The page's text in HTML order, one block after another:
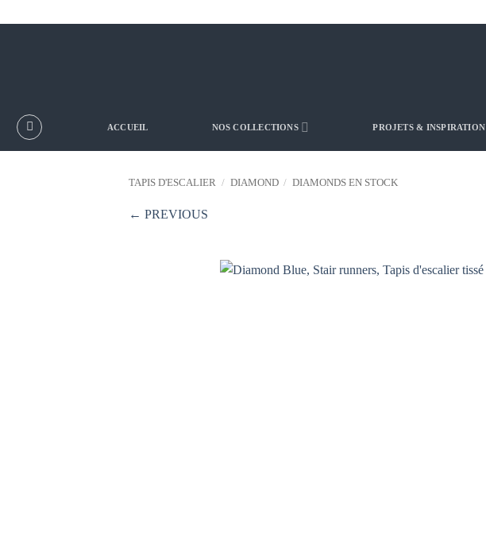
ACCUEIL NOS COLLECTIONS PROJETS & INSPIRATION
TAPIS D'ESCALIER / DIAMOND / DIAMONDS EN STOCK
← PREVIOUS